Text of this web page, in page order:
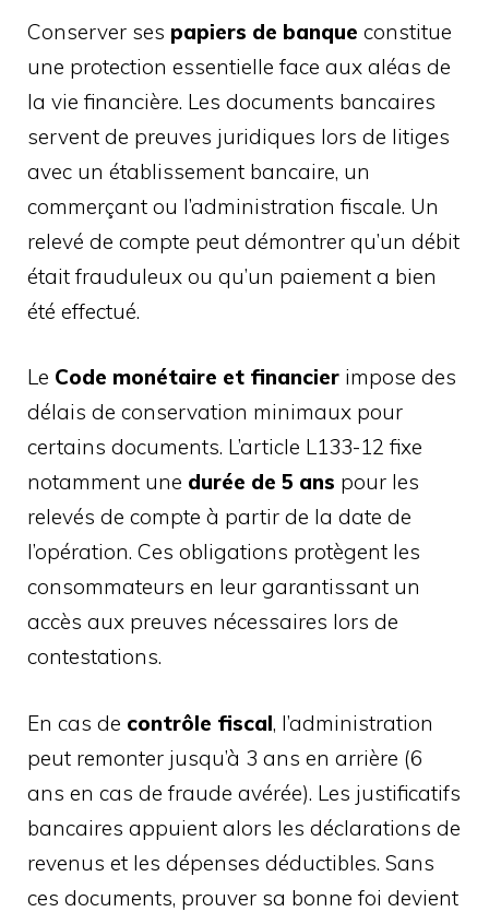
Conserver ses papiers de banque constitue
une protection essentielle face aux aléas de
la vie financière. Les documents bancaires
servent de preuves juridiques lors de litiges
avec un établissement bancaire, un
commerçant ou l’administration fiscale. Un
relevé de compte peut démontrer qu’un débit
était frauduleux ou qu’un paiement a bien
été effectué.
Le Code monétaire et financier impose des
délais de conservation minimaux pour
certains documents. L’article L133-12 fixe
notamment une durée de 5 ans pour les
relevés de compte à partir de la date de
l’opération. Ces obligations protègent les
consommateurs en leur garantissant un
accès aux preuves nécessaires lors de
contestations.
En cas de contrôle fiscal, l’administration
peut remonter jusqu’à 3 ans en arrière (6
ans en cas de fraude avérée). Les justificatifs
bancaires appuient alors les déclarations de
revenus et les dépenses déductibles. Sans
ces documents, prouver sa bonne foi devient